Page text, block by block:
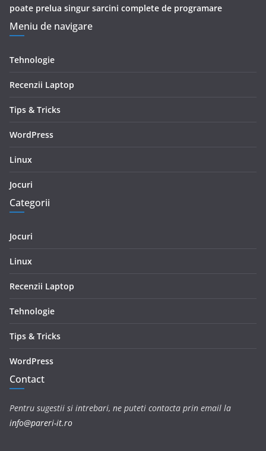
poate prelua singur sarcini complete de programare
Meniu de navigare
Tehnologie
Recenzii Laptop
Tips & Tricks
WordPress
Linux
Jocuri
Categorii
Jocuri
Linux
Recenzii Laptop
Tehnologie
Tips & Tricks
WordPress
Contact
Pentru sugestii si intrebari, ne puteti contacta prin email la
info@pareri-it.ro